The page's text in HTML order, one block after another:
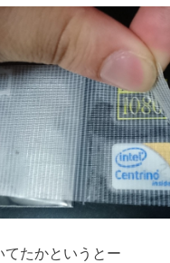
てたかというとー